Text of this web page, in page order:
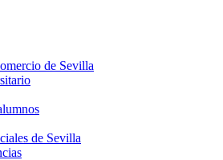
de Sevilla
de Sevilla